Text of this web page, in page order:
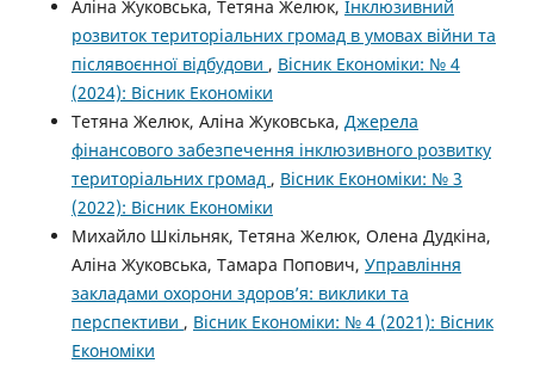
Аліна Жуковська, Тетяна Желюк, Інклюзивний
розвиток територіальних громад в умовах війни та
післявоєнної відбудови , Вісник Економіки: № 4
(2024): Вісник Економіки
Тетяна Желюк, Аліна Жуковська, Джерела
фінансового забезпечення інклюзивного розвитку
територіальних громад , Вісник Економіки: № 3
(2022): Вісник Економіки
Михайло Шкільняк, Тетяна Желюк, Олена Дудкіна,
Аліна Жуковська, Тамара Попович, Управління
закладами охорони здоров’я: виклики та
перспективи , Вісник Економіки: № 4 (2021): Вісник
Економіки